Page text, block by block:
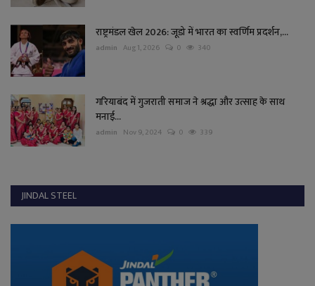
राष्ट्रमंडल खेल 2026: जूडो में भारत का स्वर्णिम प्रदर्शन,...
admin Aug 1, 2026 0 340
गरियाबंद में गुजराती समाज ने श्रद्धा और उत्साह के साथ
मनाई...
admin Nov 9, 2024 0 339
JINDAL STEEL